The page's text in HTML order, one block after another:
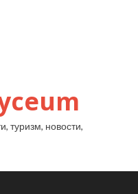
туризм, новости,